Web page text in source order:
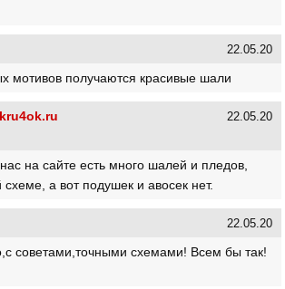
22.05.20
мотивов получаются красивые шали
22.05.20
на сайте есть много шалей и пледов,
схеме, а вот подушек и авосек нет.
22.05.20
советами,точными схемами! Всем бы так!